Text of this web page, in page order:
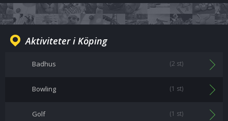
Aktiviteter i Köping
Badhus (2 st)
Bowling (1 st)
Golf (1 st)